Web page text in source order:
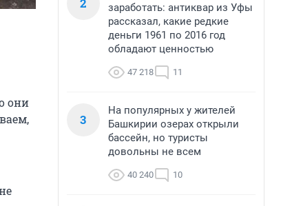
они
заработать: антиквар из Уфы
рассказал, какие редкие
деньги 1961 по 2016 год
обладают ценностью
47 218 11
3
На популярных у жителей
Башкирии озерах открыли
бассейн, но туристы
довольны не всем
40 240 10